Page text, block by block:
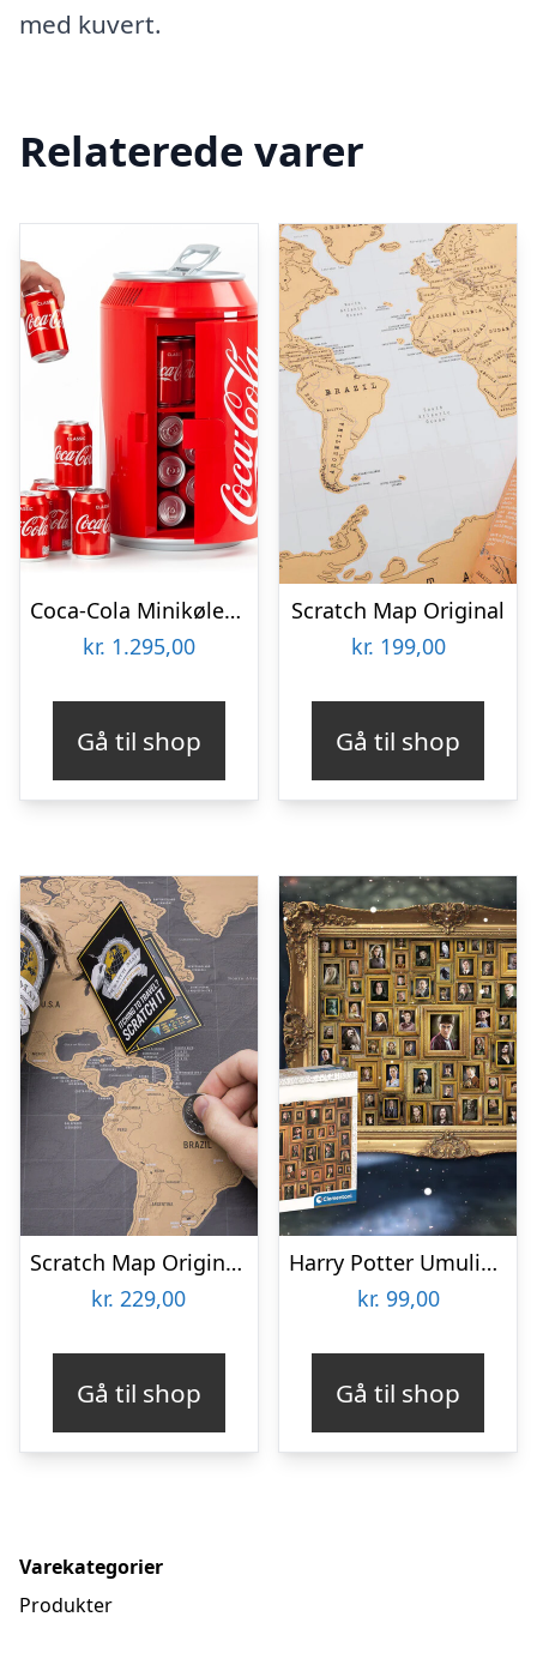
med kuvert.
Relaterede varer
Coca-Cola Minikøleskab
kr. 1.295,00
Gå til shop
Scratch Map Original
kr. 199,00
Gå til shop
Scratch Map Original Deluxe
kr. 229,00
Gå til shop
Harry Potter Umulig Puslespil
kr. 99,00
Gå til shop
Varekategorier
Produkter